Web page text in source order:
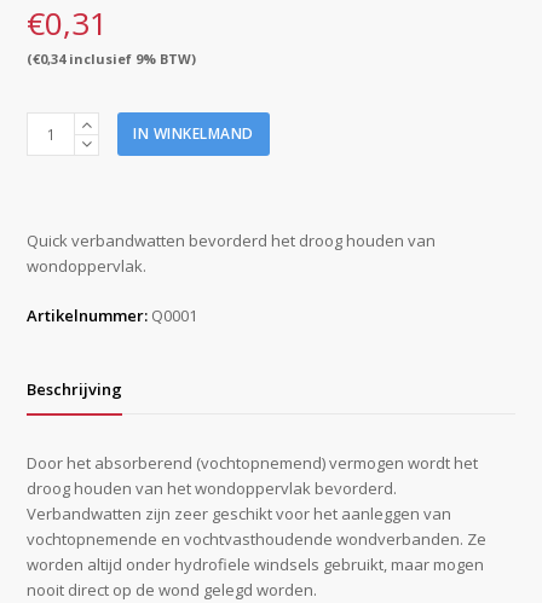
€0,31
(€0,34inclusief 9% BTW)
Quick
verbandwatten
aantal
IN WINKELMAND
Quick verbandwatten bevorderd het droog houden van
wondoppervlak.
Artikelnummer: Q0001
Beschrijving
Door het absorberend (vochtopnemend) vermogen wordt het
droog houden van het wondoppervlak bevorderd.
Verbandwatten zijn zeer geschikt voor het aanleggen van
vochtopnemende en vochtvasthoudende wondverbanden. Ze
worden altijd onder hydrofiele windsels gebruikt, maar mogen
nooit direct op de wond gelegd worden.